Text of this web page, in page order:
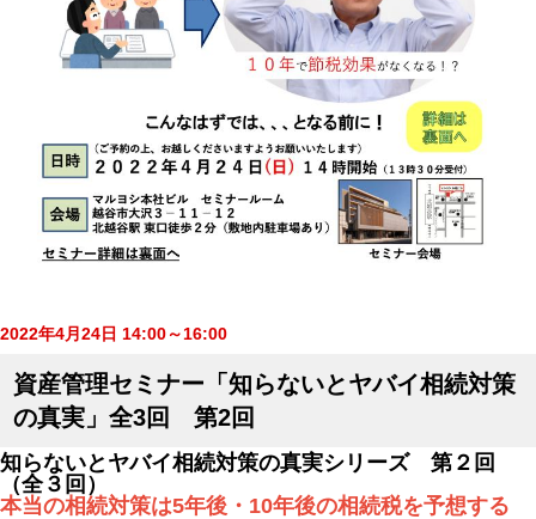
2022年4月24日 14:00～16:00
資産管理セミナー「知らないとヤバイ相続対策
の真実」全3回 第2回
知らないとヤバイ相続対策の真実シリーズ 第２回
（全３回）
本当の相続対策は5年後・10年後の相続税を予想する